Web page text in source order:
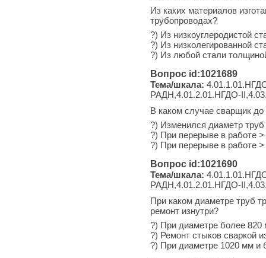
Из каких материалов
трубопроводах?
?) Из низкоуглеродистой
?) Из низколегированной
?) Из любой стали
Вопрос id:1021689
Тема/шкала:
РАДН,4.01.2.01.НГДО-
В каком случае сварщик до
?) Изменился диаметр
?) При перерыве в работе
?) При перерыве в работе
Вопрос id:1021690
Тема/шкала:
РАДН,4.01.2.01.НГДО-
При каком диаметре труб
ремонт изнутри?
?) При диаметре более 820
?) Ремонт стыков сваркой
?) При диаметре 1020 мм и